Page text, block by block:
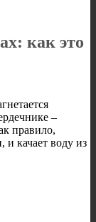
как это
–
правило,
и качает воду из